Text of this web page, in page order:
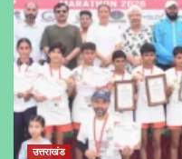
उत्तराखंड